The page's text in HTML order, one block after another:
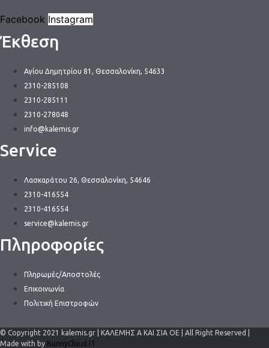
Facebook Instagram
Έκθεση
Αγίου Δημητρίου 81, Θεσσαλονίκη, 54633
2310-285108
2310-285111
2310-278048
info@kalemis.gr
Service
Λασκαράτου 26, Θεσσαλονίκη, 54646
2310-416554
2310-416554
service@kalemis.gr
Πληροφορίες
Πληρωμές/Αποστολές
Επικοινωνία
Πολιτική Επιστροφών
© Copyright 2021 kalemis.gr | ΚΑΛΕΜΗΣ Α ΚΑΙ ΣΙΑ ΟΕ | All Right Reserved |
Made with by BunnyCloud.IT